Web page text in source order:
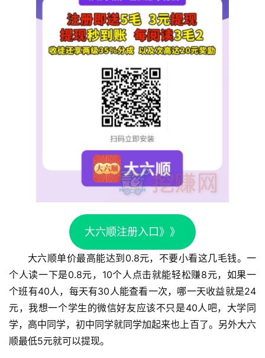
注册
大六顺注册入口》》
大六顺单价最高能达到0.8元，不要小看这几毛钱。一
个人读一下是0.8元，10个人点击就能轻松赚8元，如果一
个班有40人，每天有30人能查看一次，哪一天收益就是24
元，我想一个学生的微信好友应该不只是40人吧，大学同
学，高中同学，初中同学就同学加起来也上百了。另外大六
顺最低5元就可以提现。